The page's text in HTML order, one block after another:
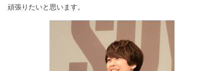
頑張りたいと思います。